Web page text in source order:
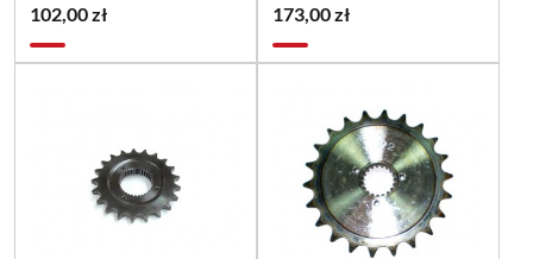
102,00 zł 173,00 zł